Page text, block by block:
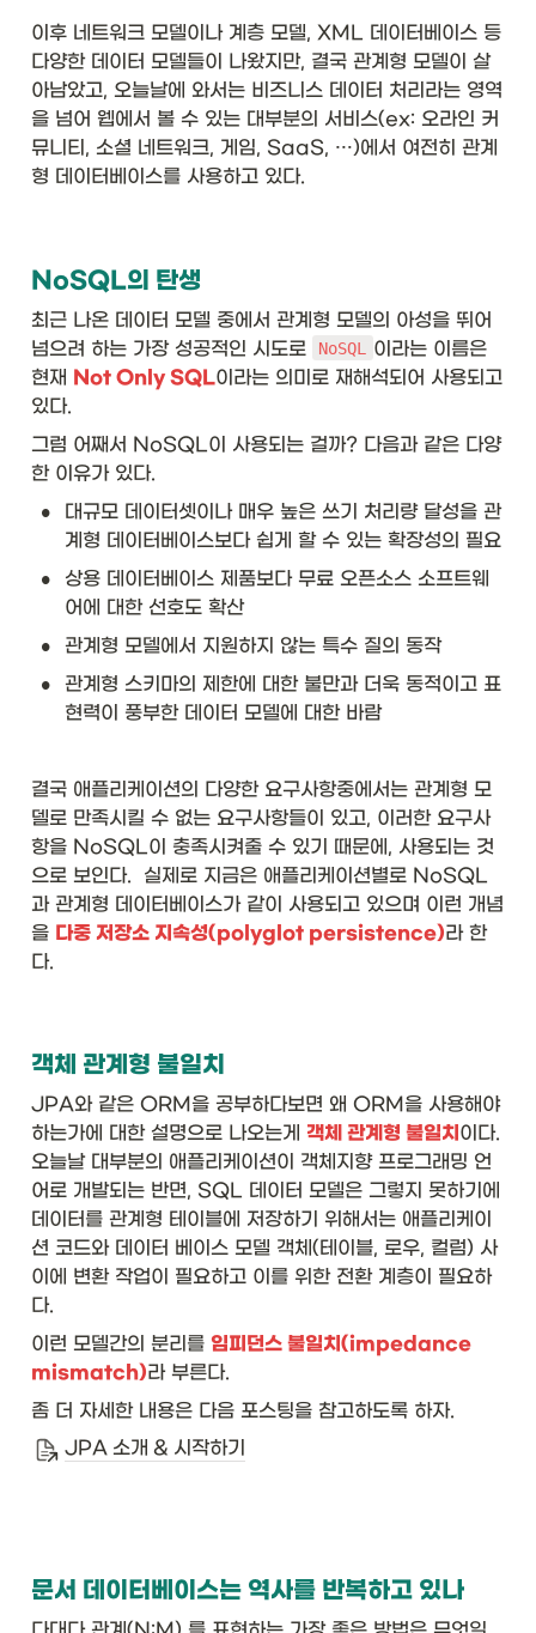
이후 네트워크 모델이나 계층 모델, XML 데이터베이스 등
다양한 데이터 모델들이 나왔지만, 결국 관계형 모델이 살
아남았고, 오늘날에 와서는 비즈니스 데이터 처리라는 영역
을 넘어 웹에서 볼 수 있는 대부분의 서비스(ex: 오라인 커
뮤니티, 소셜 네트워크, 게임, SaaS, …)에서 여전히 관계
형 데이터베이스를 사용하고 있다.
NoSQL의 탄생
최근 나온 데이터 모델 중에서 관계형 모델의 아성을 뛰어
넘으려 하는 가장 성공적인 시도로
NoSQL
이라는 이름은
현재 Not Only SQL이라는 의미로 재해석되어 사용되고
있다.
그럼 어째서 NoSQL이 사용되는 걸까? 다음과 같은 다양
한 이유가 있다.
•
대규모 데이터셋이나 매우 높은 쓰기 처리량 달성을 관
계형 데이터베이스보다 쉽게 할 수 있는 확장성의 필요
•
상용 데이터베이스 제품보다 무료 오픈소스 소프트웨
어에 대한 선호도 확산
• 관계형 모델에서 지원하지 않는 특수 질의 동작
•
관계형 스키마의 제한에 대한 불만과 더욱 동적이고 표
현력이 풍부한 데이터 모델에 대한 바람
결국 애플리케이션의 다양한 요구사항중에서는 관계형 모
델로 만족시킬 수 없는 요구사항들이 있고, 이러한 요구사
항을 NoSQL이 충족시켜줄 수 있기 때문에, 사용되는 것
으로 보인다.  실제로 지금은 애플리케이션별로 NoSQL
과 관계형 데이터베이스가 같이 사용되고 있으며 이런 개념
을 다중 저장소 지속성(polyglot persistence)라 한
다.
객체 관계형 불일치
JPA와 같은 ORM을 공부하다보면 왜 ORM을 사용해야
하는가에 대한 설명으로 나오는게 객체 관계형 불일치 이다.
오늘날 대부분의 애플리케이션이 객체지향 프로그래밍 언
어로 개발되는 반면, SQL 데이터 모델은 그렇지 못하기에
데이터를 관계형 테이블에 저장하기 위해서는 애플리케이
션 코드와 데이터 베이스 모델 객체(테이블, 로우, 컬럼) 사
이에 변환 작업이 필요하고 이를 위한 전환 계층이 필요하
다.
이런 모델간의 분리를 임피던스 불일치(impedance
mismatch)라 부른다.
좀 더 자세한 내용은 다음 포스팅을 참고하도록 하자.
JPA 소개 & 시작하기
문서 데이터베이스는 역사를 반복하고 있나